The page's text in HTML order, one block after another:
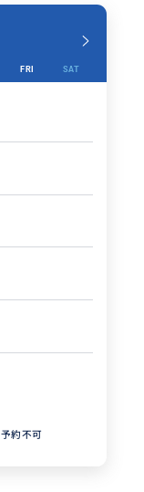
FRI SAT
予約不可